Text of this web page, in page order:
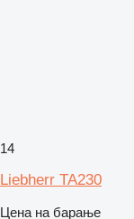
14
Liebherr TA230
Цена на барање